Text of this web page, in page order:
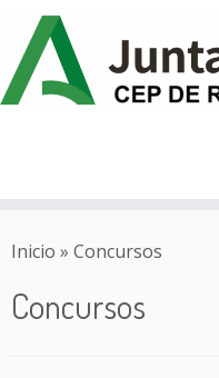
alInicio » Concursos
Concursos